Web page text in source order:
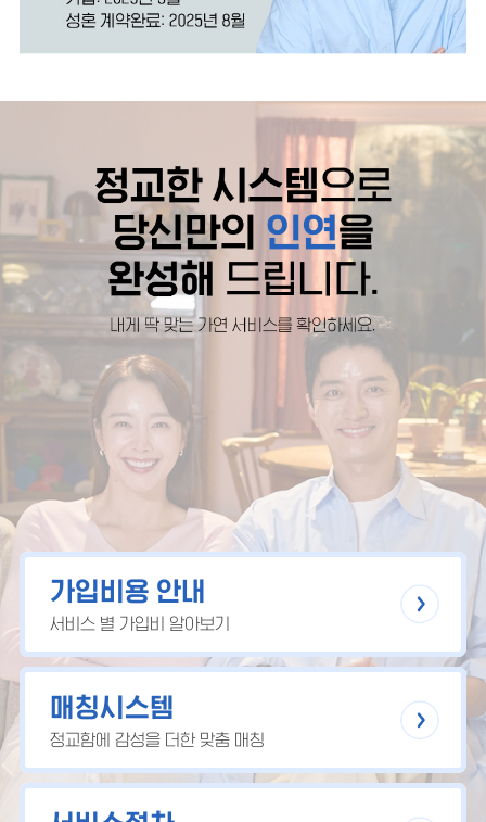
가입비용 안내
서비스 별 가입비 알아보기
매칭시스템
정교함에 감성을 더한 맞춤 매칭